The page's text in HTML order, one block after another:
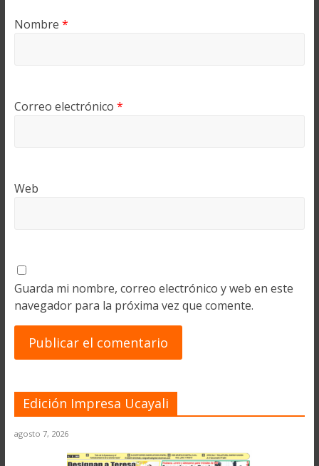
Nombre *
Correo electrónico *
Web
Guarda mi nombre, correo electrónico y web en este
navegador para la próxima vez que comente.
Edición Impresa Ucayali
agosto 7, 2026